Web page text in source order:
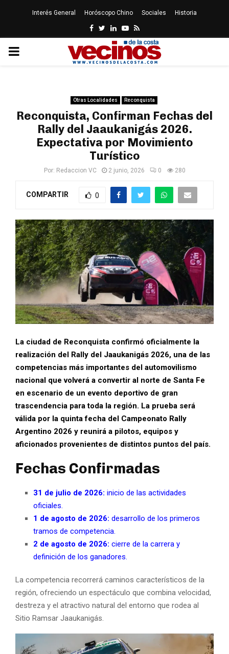
Interés General Horóscopo Chino Sociales Historia
Facebook
Twitter
LinkedinYoutube
Rss
PRIMARY
Otras Localidades Reconquista
Reconquista, Confirman Fechas del
Rally del Jaaukanigás 2026.
Expectativa por Movimiento
Turístico
Por: Redaccion VC 2 junio, 2026 0 280
COMPARTIR 0
La ciudad de Reconquista confirmó oficialmente la
realización del Rally del Jaaukanigás 2026, una de las
competencias más importantes del automovilismo
nacional que volverá a convertir al norte de Santa Fe
en escenario de un evento deportivo de gran
trascendencia para toda la región. La prueba será
válida por la quinta fecha del Campeonato Rally
Argentino 2026 y reunirá a pilotos, equipos y
aficionados provenientes de distintos puntos del país.
Fechas Confirmadas
31 de julio de 2026: inicio de las actividades
oficiales.
1 de agosto de 2026: desarrollo de los primeros
tramos de competencia.
2 de agosto de 2026: cierre de la carrera y
definición de los ganadores.
La competencia recorrerá caminos característicos de la
región, ofreciendo un espectáculo que combina velocidad,
destreza y el atractivo natural del entorno que rodea al
Sitio Ramsar Jaaukanigás.